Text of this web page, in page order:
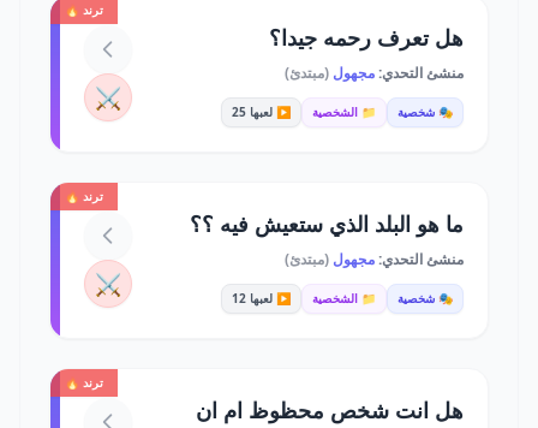
ترند 🔥
هل تعرف رحمه جيدا؟
منشئ التحدي:مجهول (مبتدئ)
🎭 شخصية 📁 الشخصية ▶️ لعبها 25 ⚔️
ترند 🔥
ما هو البلد الذي ستعيش فيه ؟؟
منشئ التحدي:مجهول (مبتدئ)
🎭 شخصية 📁 الشخصية ▶️ لعبها 12 ⚔️
ترند 🔥
هل انت شخص محظوظ ام ان